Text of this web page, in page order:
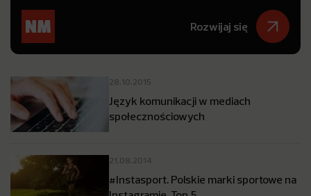
Rozwijaj się
28.10.2015
Język komunikacji w mediach
społecznościowych
21.08.2014
#Instasport. Polskie marki sportowe na